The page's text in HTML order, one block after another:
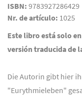
ISBN: 9783927286429
Nr. de artículo: 1025
Este libro está solo
versión traducida de
Die Autorin gibt hier
"Eurythmieleben"